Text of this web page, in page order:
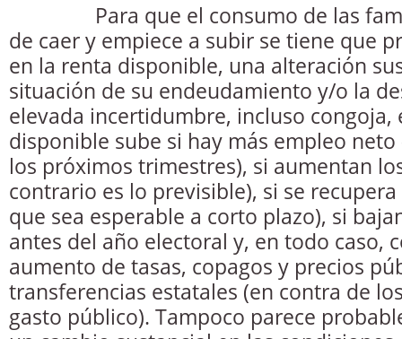
Para que el consumo de las
de caer y empiece a subir se tiene que
en la renta disponible, una alteración
situación de su endeudamiento y/o la
elevada incertidumbre, incluso congoja,
disponible sube si hay más empleo
los próximos trimestres), si aumentan
contrario es lo previsible), si se
que sea esperable a corto plazo), si
antes del año electoral y, en todo caso,
aumento de tasas, copagos y precios
transferencias estatales (en contra de
gasto público). Tampoco parece